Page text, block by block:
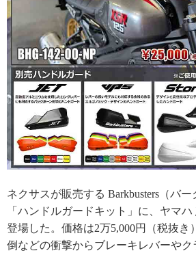
ネクサスが販売する Barkbusters（バ
「ハンドルガードキット」に、ヤマハ
登場した。価格は2万5,000円（税抜き
倒などの衝撃からブレーキレバーやク